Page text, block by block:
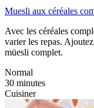
Muesli aux céréales
Avec les céréales
varier les repas.
müesli complet.
Normal
30 minutes
Cuisiner